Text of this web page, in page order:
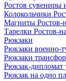
Ростов сувениры
Колокольчики
Магниты Ростов-
Тарелки Ростов-
Рюкзаки
Рюкзаки военно-
Рюкзаки
Рюкзак-дипломат
Рюкзак на одно